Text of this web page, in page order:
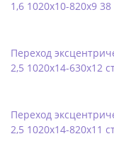
1,6 1020х10-820х9 38
Переход
2,5 1020х14-630х12
Переход
2,5 1020х14-820х11